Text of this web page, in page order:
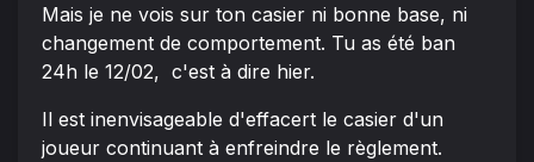
Mais je ne vois sur ton casier ni bonne base, ni
changement de comportement. Tu as été ban
24h le 12/02, c'est à dire hier.
Il est inenvisageable d'effacert le casier d'un
joueur continuant à enfreindre le règlement.